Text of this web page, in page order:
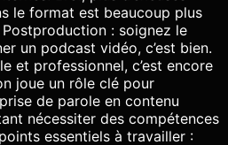
le format est beaucoup plus
Postproduction : soignez le
un podcast vidéo, c’est bien.
et professionnel, c’est encore
joue un rôle clé pour
de parole en contenu
nécessiter des compétences
essentiels à travailler :